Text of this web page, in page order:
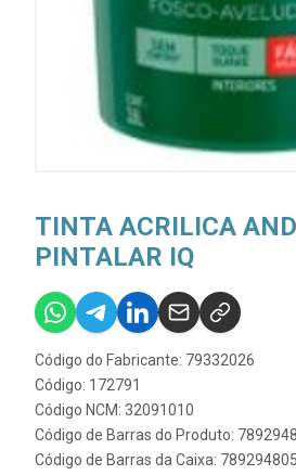
TINTA ACRILICA
PINTALAR IQ
Código do Fabricante: 79332026
Código: 172791
Código NCM: 32091010
Código de Barras do Produto:
Código de Barras da Caixa: